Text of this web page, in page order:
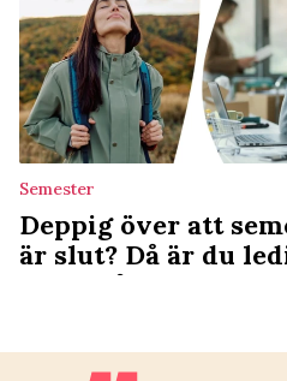
Semester
Deppig över att
är slut? Då är du
nästa gång